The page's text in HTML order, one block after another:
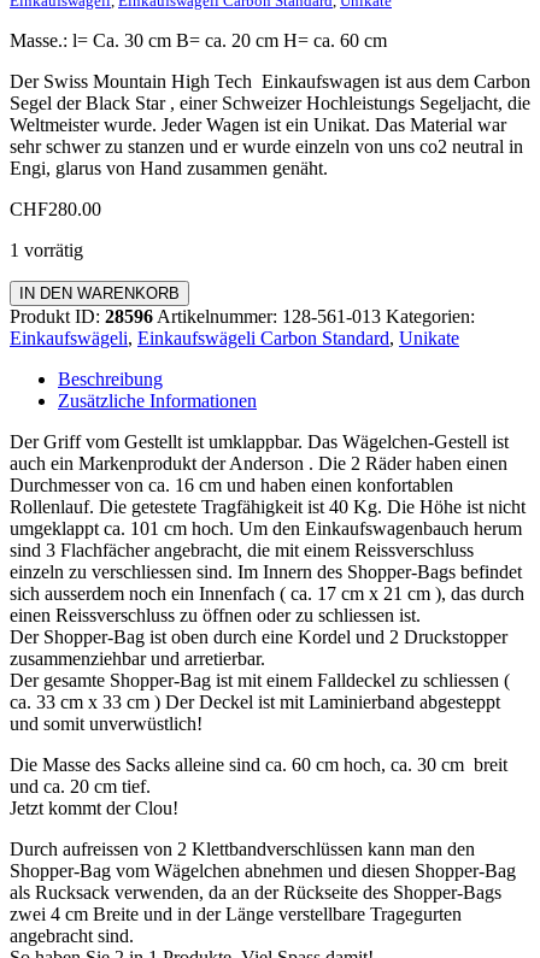
Masse.: l= Ca. 30 cm B= ca. 20 cm H= ca. 60 cm
Der Swiss Mountain High Tech Einkaufswagen ist aus dem Carbon
Segel der Black Star , einer Schweizer Hochleistungs Segeljacht, die
Weltmeister wurde. Jeder Wagen ist ein Unikat. Das Material war
sehr schwer zu stanzen und er wurde einzeln von uns co2 neutral in
Engi, glarus von Hand zusammen genäht.
CHF280.00
1 vorrätig
Einkaufswägeli
Carbon
Standard
IN DEN WARENKORB
Produkt ID: 28596 Artikelnummer: 128-561-013 Kategorien:
Einkaufswägeli, Einkaufswägeli Carbon Standard, Unikate
Beschreibung
Zusätzliche Informationen
Der Griff vom Gestellt ist umklappbar. Das Wägelchen-Gestell ist
auch ein Markenprodukt der Anderson . Die 2 Räder haben einen
Durchmesser von ca. 16 cm und haben einen konfortablen
Rollenlauf. Die getestete Tragfähigkeit ist 40 Kg. Die Höhe ist nicht
umgeklappt ca. 101 cm hoch. Um den Einkaufswagenbauch herum
sind 3 Flachfächer angebracht, die mit einem Reissverschluss
einzeln zu verschliessen sind. Im Innern des Shopper-Bags befindet
sich ausserdem noch ein Innenfach ( ca. 17 cm x 21 cm ), das durch
einen Reissverschluss zu öffnen oder zu schliessen ist.
Der Shopper-Bag ist oben durch eine Kordel und 2 Druckstopper
zusammenziehbar und arretierbar.
Der gesamte Shopper-Bag ist mit einem Falldeckel zu schliessen (
ca. 33 cm x 33 cm ) Der Deckel ist mit Laminierband abgesteppt
und somit unverwüstlich!
Die Masse des Sacks alleine sind ca. 60 cm hoch, ca. 30 cm breit
und ca. 20 cm tief.
Jetzt kommt der Clou!
Durch aufreissen von 2 Klettbandverschlüssen kann man den
Shopper-Bag vom Wägelchen abnehmen und diesen Shopper-Bag
als Rucksack verwenden, da an der Rückseite des Shopper-Bags
zwei 4 cm Breite und in der Länge verstellbare Tragegurten
angebracht sind.